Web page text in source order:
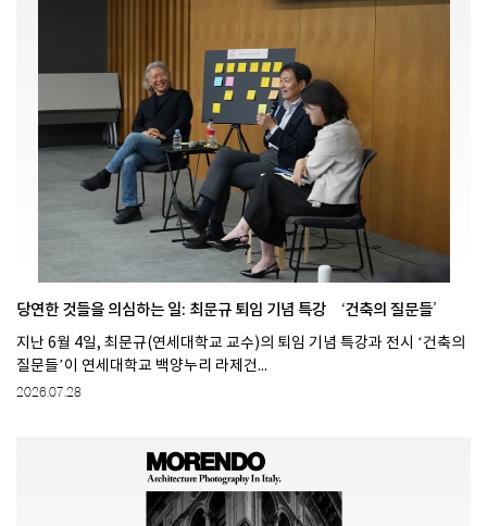
당연한 것들을 의심하는 일: 최문규 퇴임 기념 특강 ‘건축의 질문들’
지난 6월 4일, 최문규(연세대학교 교수)의 퇴임 기념 특강과 전시 ‘건축의
질문들’이 연세대학교 백양누리 라제건...
2026.07.28